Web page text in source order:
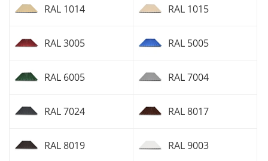
RAL 1014 RAL 1015
RAL 3005 RAL 5005
RAL 6005 RAL 7004
RAL 7024 RAL 8017
RAL 8019 RAL 9003